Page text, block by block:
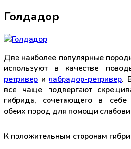
Голдадор
Две наиболее популярные
используют в качестве
ретривер илабрадор-ретривер.
все чаще подвергают
гибрида, сочетающего в себе
обеих пород для помощи
К положительным сторонам